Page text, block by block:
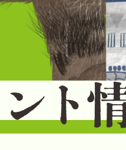
ン ト